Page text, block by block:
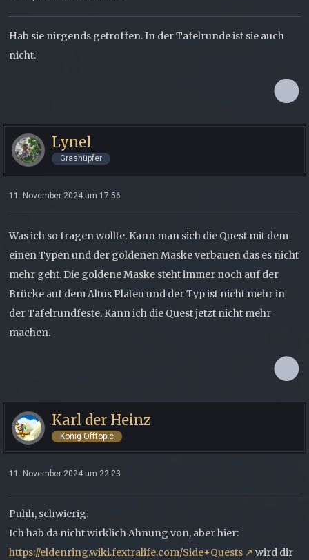
Hab sie nirgends getroffen. In der Tafelrunde ist sie auch
nicht.
Lynel
Grashüpfer
11. November 2024 um 17:56
Was ich so fragen wollte. Kann man sich die Quest mit dem
einen Typen und der goldenen Maske verbauen das es nicht
mehr geht. Die goldene Maske steht immer noch auf der
Brücke auf dem Altus Plateu und der Typ ist nicht mehr in
der Tafelrundfeste. Kann ich die Quest jetzt nicht mehr
machen.
Karl der Heinz
König Offtopic
11. November 2024 um 22:23
Puhh, schwierig.
Ich hab da nicht wirklich Ahnung von, aber hier:
https://eldenring.wiki.fextralife.com/Side+Quests
wird dir